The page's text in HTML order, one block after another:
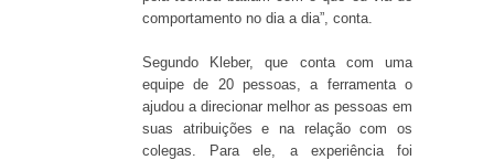
comportamento no dia a dia”, conta.
Segundo Kleber, que conta com uma
equipe de 20 pessoas, a ferramenta o
ajudou a direcionar melhor as pessoas em
suas atribuições e na relação com os
colegas. Para ele, a experiência foi